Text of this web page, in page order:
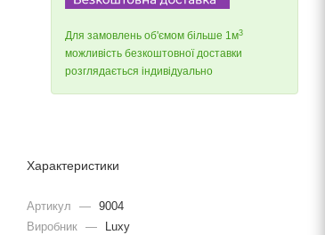
Для замовлень об'ємом більше 1м3
можливість безкоштовної доставки
розглядається індивідуально
Характеристики
Артикул — 9004
Виробник —
Luxy